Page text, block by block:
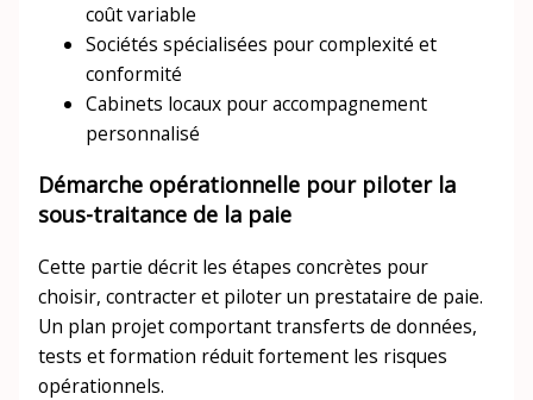
coût variable
Sociétés spécialisées pour complexité et
conformité
Cabinets locaux pour accompagnement
personnalisé
Démarche opérationnelle pour piloter la
sous-traitance de la paie
Cette partie décrit les étapes concrètes pour
choisir, contracter et piloter un prestataire de paie.
Un plan projet comportant transferts de données,
tests et formation réduit fortement les risques
opérationnels.